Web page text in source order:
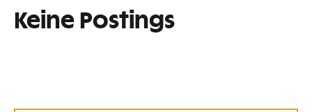
Keine Postings